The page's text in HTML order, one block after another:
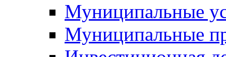
Муниципальные
Муниципальные